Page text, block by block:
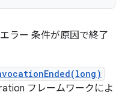
ラー 条件が原因で終了
フレームワークによ